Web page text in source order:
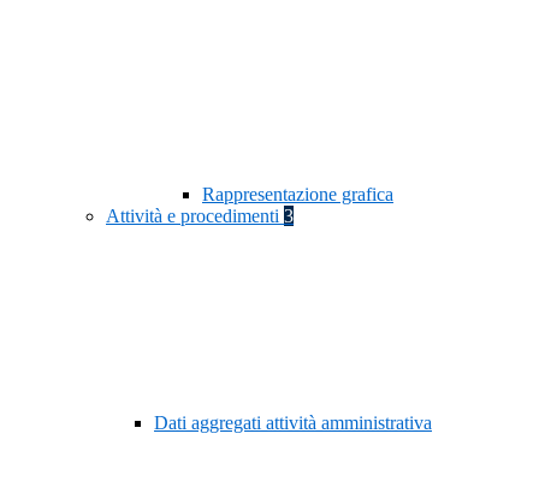
Rappresentazione grafica
Attività e procedimenti 3
Dati aggregati attività amministrativa